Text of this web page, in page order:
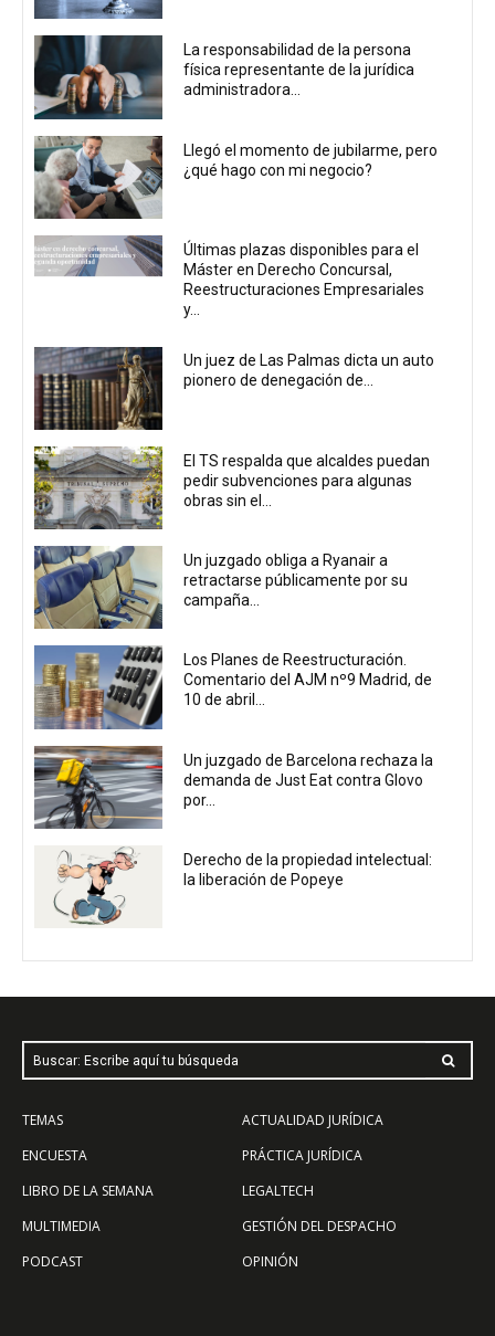
La responsabilidad de la persona
física representante de la jurídica
administradora...
Llegó el momento de jubilarme, pero
¿qué hago con mi negocio?
Últimas plazas disponibles para el
Máster en Derecho Concursal,
Reestructuraciones Empresariales
y...
Un juez de Las Palmas dicta un auto
pionero de denegación de...
El TS respalda que alcaldes puedan
pedir subvenciones para algunas
obras sin el...
Un juzgado obliga a Ryanair a
retractarse públicamente por su
campaña...
Los Planes de Reestructuración.
Comentario del AJM nº9 Madrid, de
10 de abril...
Un juzgado de Barcelona rechaza la
demanda de Just Eat contra Glovo
por...
Derecho de la propiedad intelectual:
la liberación de Popeye
Buscar: Escribe aquí tu búsqueda
TEMAS
ENCUESTA
LIBRO DE LA SEMANA
MULTIMEDIA
PODCAST
ACTUALIDAD JURÍDICA
PRÁCTICA JURÍDICA
LEGALTECH
GESTIÓN DEL DESPACHO
OPINIÓN